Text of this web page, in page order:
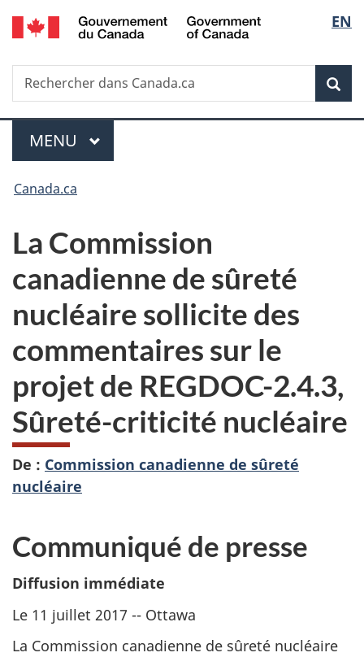
Passer
au
principal
Passer
à
Au
du
Passer
à
version
simplifiée
de
la
EN
Recherche
Rechercher
dans
Menu
MENU PRINCIPAL
Vous
ici :
Canada.ca
La Commission
canadienne de sûreté
nucléaire sollicite des
commentaires sur le
projet de REGDOC-2.4.3,
Sûreté-criticité nucléaire
De : Commission canadienne de sûreté
nucléaire
Communiqué de presse
Diffusion immédiate
Le 11 juillet 2017 -- Ottawa
La Commission canadienne de sûreté nucléaire